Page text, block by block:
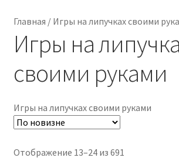
МЕТОДИКИ
АРТ СТУДИЯ
ИГРЫ НА ЛИПУЧКАХ
Главная / Игры на липучках своими
Игры на
своими руками
Игры на липучках своими руками
Отображение 13–24 из 691